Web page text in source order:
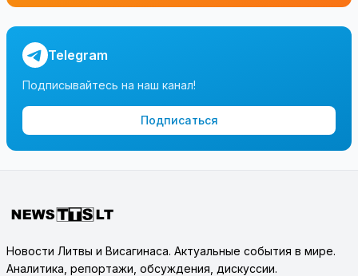
Telegram
Подписывайтесь на наш канал!
Подписаться
Новости Литвы и Висагинаса. Актуальные события в мире.
Аналитика, репортажи, обсуждения, дискуссии.